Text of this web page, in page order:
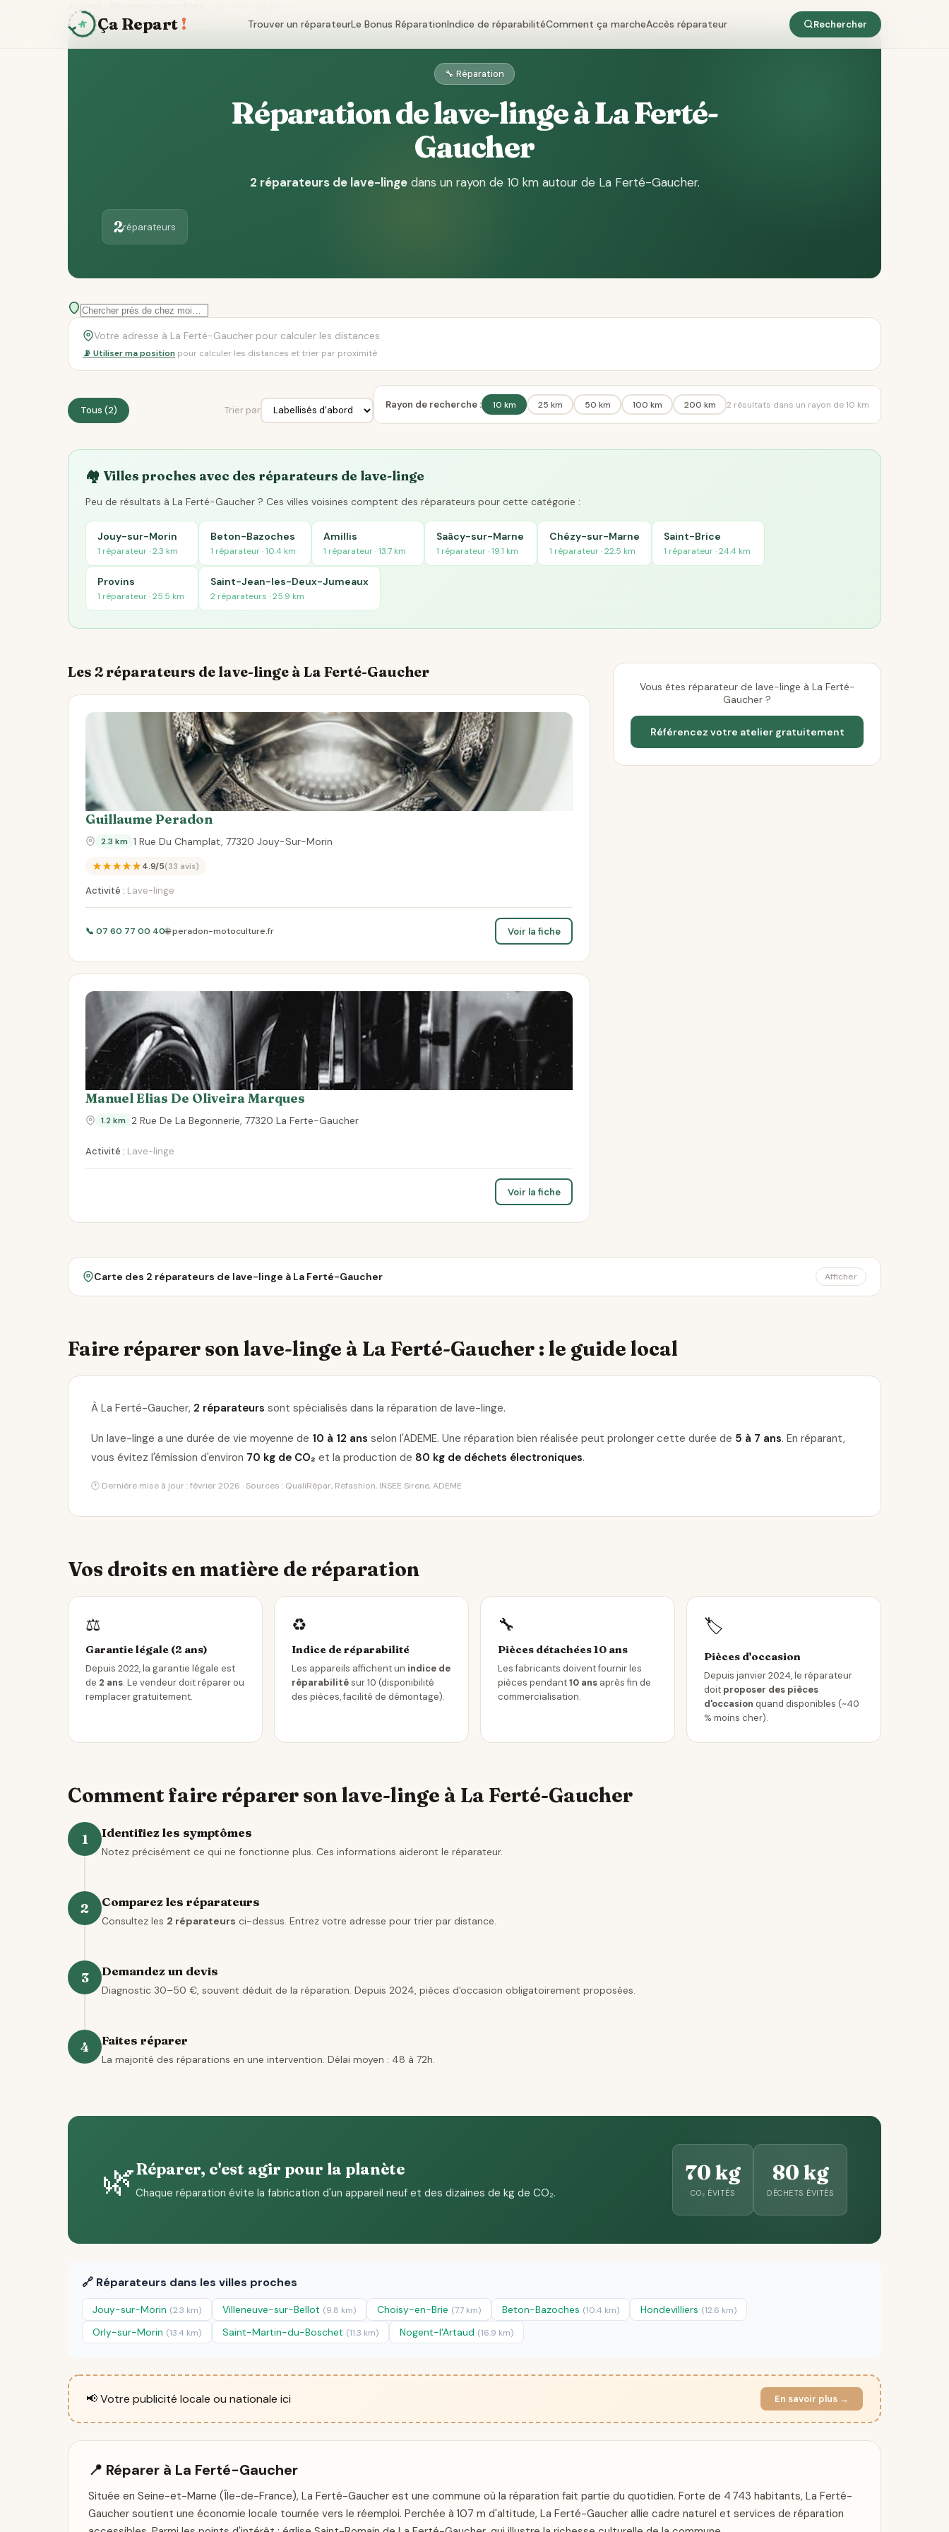
Ça Repart ! Trouver un réparateurLe Bonus RéparationIndice de réparabilitéComment ça marcheAccès réparateur Rechercher
🔧 Réparation
Réparation de lave-linge à La Ferté-
Gaucher
2 réparateurs de lave-lingedans un rayon de 10 km autour de La Ferté-Gaucher.
2réparateurs
📡 Utiliser ma position pour calculer les distances et trier par proximité
Tous (2) Trier par Rayon de recherche : 10 km 25 km 50 km 100 km 200 km 2 résultats dans un rayon de 10 km
🏘️ Villes proches avec des réparateurs de lave-linge
Peu de résultats à La Ferté-Gaucher ? Ces villes voisines comptent des réparateurs pour cette catégorie :
Jouy-sur-Morin
1 réparateur · 2.3 km
Beton-Bazoches
1 réparateur · 10.4 km
Amillis
1 réparateur · 13.7 km
Saâcy-sur-Marne
1 réparateur · 19.1 km
Chézy-sur-Marne
1 réparateur · 22.5 km
Saint-Brice
1 réparateur · 24.4 km
Provins
1 réparateur · 25.5 km
Saint-Jean-les-Deux-Jumeaux
2 réparateurs · 25.9 km
Les 2 réparateurs de lave-linge à La Ferté-Gaucher
Guillaume Peradon
2.3 km 1 Rue Du Champlat, 77320 Jouy-Sur-Morin
★★★★★4.9/5(33 avis)
Activité : Lave-linge
📞 07 60 77 00 40🌐 peradon-motoculture.fr Voir la fiche
Manuel Elias De Oliveira Marques
1.2 km 2 Rue De La Begonnerie, 77320 La Ferte-Gaucher
Activité : Lave-linge
Voir la fiche
Vous êtes réparateur de lave-linge à La Ferté-
Gaucher ?
Référencez votre atelier gratuitement
Carte des 2 réparateurs de lave-linge à La Ferté-Gaucher Afficher
Faire réparer son lave-linge à La Ferté-Gaucher : le guide local
À La Ferté-Gaucher, 2 réparateurs sont spécialisés dans la réparation de lave-linge.
Un lave-linge a une durée de vie moyenne de 10 à 12 ans selon l'ADEME. Une réparation bien réalisée peut prolonger cette durée de 5 à 7 ans. En réparant,
vous évitez l'émission d'environ 70 kg de CO₂ et la production de 80 kg de déchets électroniques.
🕐 Dernière mise à jour : février 2026 · Sources : QualiRépar, Refashion, INSEE Sirene, ADEME
Vos droits en matière de réparation
⚖️
Garantie légale (2 ans)
Depuis 2022, la garantie légale est
de 2 ans. Le vendeur doit réparer ou
remplacer gratuitement.
♻️
Indice de réparabilité
Les appareils affichent un indice de
réparabilitésur 10 (disponibilité
des pièces, facilité de démontage).
🔧
Pièces détachées 10 ans
Les fabricants doivent fournir les
pièces pendant10 ans après fin de
commercialisation.
🏷️
Pièces d'occasion
Depuis janvier 2024, le réparateur
doit proposer des pièces
d'occasion quand disponibles (~40
% moins cher).
Comment faire réparer son lave-linge à La Ferté-Gaucher
1 Identifiez les symptômes
Notez précisément ce qui ne fonctionne plus. Ces informations aideront le réparateur.
2 Comparez les réparateurs
Consultez les 2 réparateurs ci-dessus. Entrez votre adresse pour trier par distance.
3 Demandez un devis
Diagnostic 30–50 €, souvent déduit de la réparation. Depuis 2024, pièces d'occasion obligatoirement proposées.
4 Faites réparer
La majorité des réparations en une intervention. Délai moyen : 48 à 72h.
🌿Réparer, c'est agir pour la planète
Chaque réparation évite la fabrication d'un appareil neuf et des dizaines de kg de CO₂.
70 kg
CO₂ ÉVITÉS
80 kg
DÉCHETS ÉVITÉS
🔗 Réparateurs dans les villes proches
Jouy-sur-Morin (2.3 km) Villeneuve-sur-Bellot (9.8 km) Choisy-en-Brie (7.7 km) Beton-Bazoches (10.4 km) Hondevilliers (12.6 km)
Orly-sur-Morin (13.4 km) Saint-Martin-du-Boschet (11.3 km) Nogent-l'Artaud (16.9 km)
📢 Votre publicité locale ou nationale ici En savoir plus →
📍 Réparer à La Ferté-Gaucher
Située en Seine-et-Marne (Île-de-France), La Ferté-Gaucher est une commune où la réparation fait partie du quotidien. Forte de 4 743 habitants, La Ferté-
Gaucher soutient une économie locale tournée vers le réemploi. Perchée à 107 m d'altitude, La Ferté-Gaucher allie cadre naturel et services de réparation